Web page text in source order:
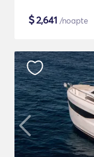
$2,641 /noapte